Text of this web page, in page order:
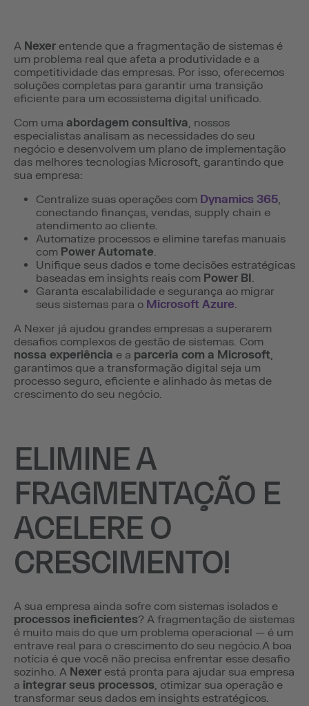
A Nexer entende que a fragmentação de sistemas é
um problema real que afeta a produtividade e a
competitividade das empresas. Por isso, oferecemos
soluções completas para garantir uma transição
eficiente para um ecossistema digital unificado.
Com uma abordagem consultiva, nossos
especialistas analisam as necessidades do seu
negócio e desenvolvem um plano de implementação
das melhores tecnologias Microsoft, garantindo que
sua empresa:
Centralize suas operações com Dynamics 365,
conectando finanças, vendas, supply chain e
atendimento ao cliente.
Automatize processos e elimine tarefas manuais
com Power Automate.
Unifique seus dados e tome decisões estratégicas
baseadas em insights reais com Power BI.
Garanta escalabilidade e segurança ao migrar
seus sistemas para o Microsoft Azure.
A Nexer já ajudou grandes empresas a superarem
desafios complexos de gestão de sistemas. Com
nossa experiência e a parceria com a Microsoft,
garantimos que a transformação digital seja um
processo seguro, eficiente e alinhado às metas de
crescimento do seu negócio.
ELIMINE A
FRAGMENTAÇÃO E
ACELERE O
CRESCIMENTO!
A sua empresa ainda sofre com sistemas isolados e
processos ineficientes? A fragmentação de sistemas
é muito mais do que um problema operacional — é um
entrave real para o crescimento do seu negócio.A boa
notícia é que você não precisa enfrentar esse desafio
sozinho. A Nexer está pronta para ajudar sua empresa
a integrar seus processos, otimizar sua operação e
transformar seus dados em insights estratégicos.